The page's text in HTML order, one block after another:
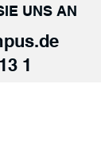
UNS AN
1